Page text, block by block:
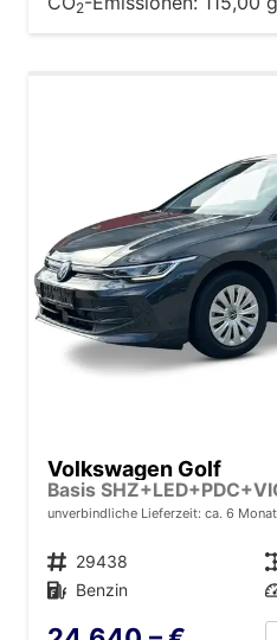
2
Volkswagen Golf
Basis
unverbindliche Lieferzeit: ca. 6
Fahrzeugnr. 29438
Kraftstoff Benzin